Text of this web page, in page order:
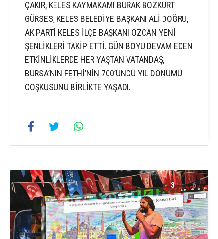
ÇAKIR, KELES KAYMAKAMI BURAK BOZKURT
GÜRSES, KELES BELEDİYE BAŞKANI ALİ DOĞRU,
AK PARTİ KELES İLÇE BAŞKANI ÖZCAN YENİ
ŞENLİKLERİ TAKİP ETTİ. GÜN BOYU DEVAM EDEN
ETKİNLİKLERDE HER YAŞTAN VATANDAŞ,
BURSA’NIN FETHİ’NİN 700’ÜNCÜ YIL DÖNÜMÜ
COŞKUSUNU BİRLİKTE YAŞADI.
3 6